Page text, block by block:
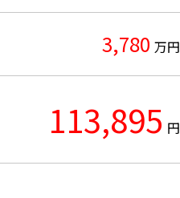
3,780 万円
113,895 円